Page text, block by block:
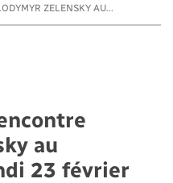
ZELENSKY AU...
au
23 février